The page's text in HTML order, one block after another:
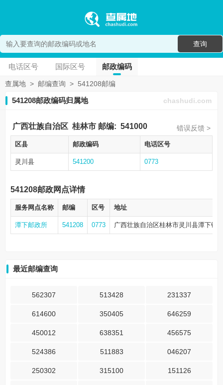
查询
电话区号 国际区号 邮政编码
查属地 > 邮编查询 > 541208邮编
541208邮政编码归属地 chashudi.com
广西壮族自治区 桂林市 邮编: 541000 错误反馈 >
区县 邮政编码 电话区号
灵川县 541200 0773
541208邮政网点详情
服务网点名称 邮编 区号 地址
潭下邮政所 541208 0773 广西壮族自治区桂林市灵川县潭下镇
最近邮编查询
562307 513428 231337
614600 350405 646259
450012 638351 456575
524386 511883 046207
250302 315100 151126